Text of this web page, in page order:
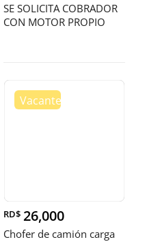
SE SOLICITA COBRADOR
CON MOTOR PROPIO
RD$ 26,000
Chofer de camión carga